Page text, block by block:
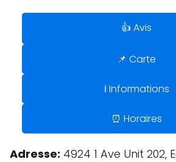
👍 Avis
📌 Carte
ℹ️ Informations
⏰ Horaires
Adresse: 4924 1 Ave Unit 202,